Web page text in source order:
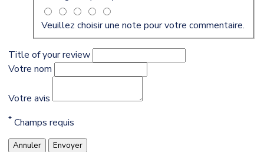
Veuillez choisir une note pour votre commentaire.
Title of your review
Votre nom
Votre avis
* Champs requis
Annuler Envoyer